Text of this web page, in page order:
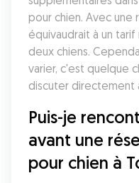
pour chien. Avec une
équivaudrait à un
deux chiens.
varier, c'est quelque
discuter
Puis-je
avant une
pour chien à